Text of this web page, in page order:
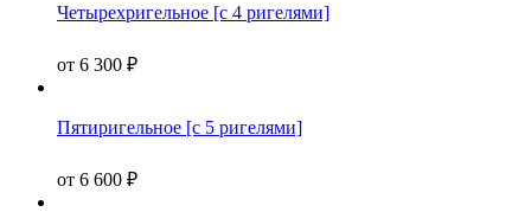
Четырехригельное [с 4 ригелями]
от 6 300 ₽
Пятиригельное [с 5 ригелями]
от 6 600 ₽